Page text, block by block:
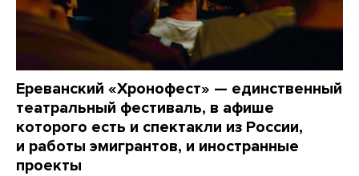
Ереванский «Хронофест» — единственный
театральный фестиваль, в афише
которого есть и спектакли из России,
и работы эмигрантов, и иностранные
проекты